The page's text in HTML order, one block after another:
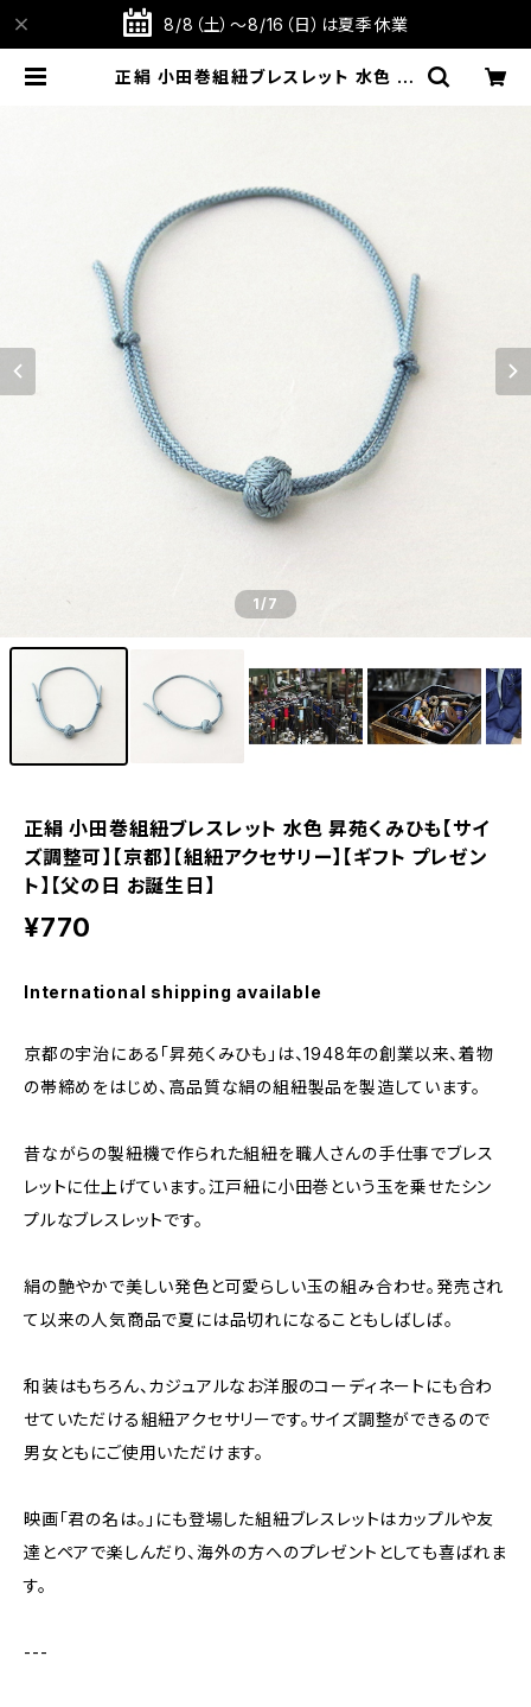
8/8（土）～8/16（日）は夏季休業
正絹 小田巻組紐ブレスレット 水色 昇
1/7
正絹 小田巻組紐ブレスレット 水色 昇苑くみひも【サイ
ズ調整可】【京都】【組紐アクセサリー】【ギフト プレゼン
ト】【父の日 お誕生日】
¥770
International shipping available
京都の宇治にある「昇苑くみひも」は、1948年の創業以来、着物
の帯締めをはじめ、高品質な絹の組紐製品を製造しています。
昔ながらの製紐機で作られた組紐を職人さんの手仕事でブレス
レットに仕上げています。江戸紐に小田巻という玉を乗せたシン
プルなブレスレットです。
絹の艶やかで美しい発色と可愛らしい玉の組み合わせ。発売され
て以来の人気商品で夏には品切れになることもしばしば。
和装はもちろん、カジュアルなお洋服のコーディネートにも合わ
せていただける組紐アクセサリーです。サイズ調整ができるので
男女ともにご使用いただけます。
映画「君の名は。」にも登場した組紐ブレスレットはカップルや友
達とペアで楽しんだり、海外の方へのプレゼントとしても喜ばれま
す。
---